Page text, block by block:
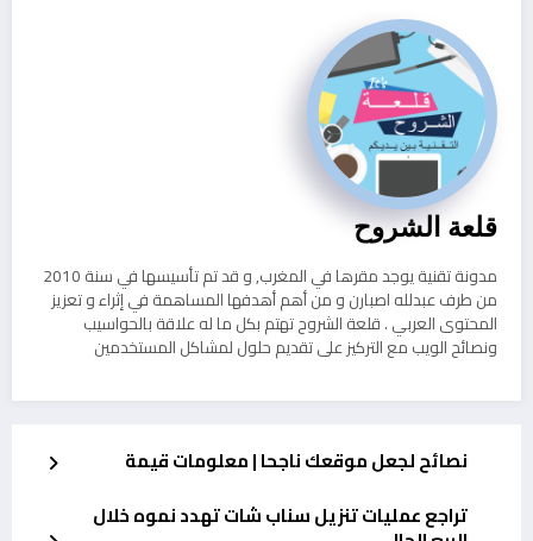
قلعة الشروح
مدونة تقنية يوجد مقرها في المغرب, و قد تم تأسيسها في سنة 2010
من طرف عبدلله اصبارن و من أهم أهدفها المساهمة في إثراء و تعزيز
المحتوى العربي . قلعة الشروح تهتم بكل ما له علاقة بالحواسيب
ونصائح الويب مع التركيز على تقديم حلول لمشاكل المستخدمين
نصائح لجعل موقعك ناجحا | معلومات قيمة
تراجع عمليات تنزيل سناب شات تهدد نموه خلال